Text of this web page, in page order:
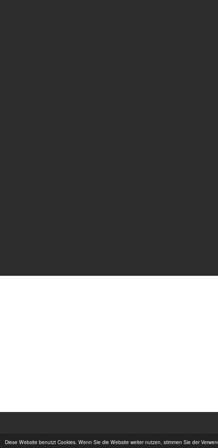
Diese Website benutzt Cookies. Wenn Sie die Website weiter nutzen, stimmen Sie der